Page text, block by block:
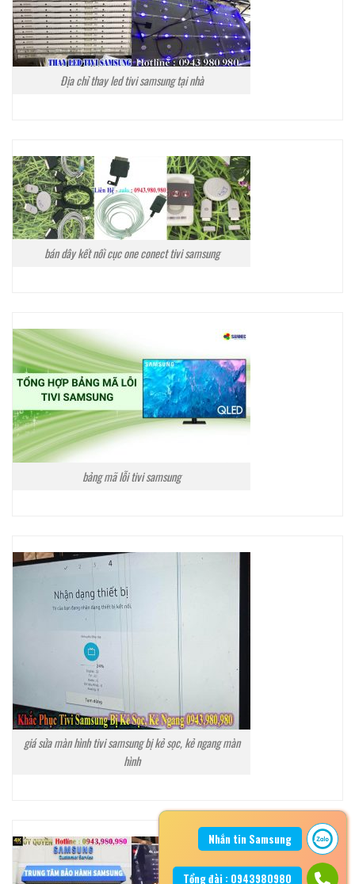
Địa chỉ thay led tivi samsung tại nhà
bán dây kết nối cục one conect tivi samsung
bảng mã lỗi tivi samsung
giá sửa màn hình tivi samsung bị kẻ sọc, kẻ ngang màn
hình
Nhắn tin Samsung
Tổng đài : 0943980980